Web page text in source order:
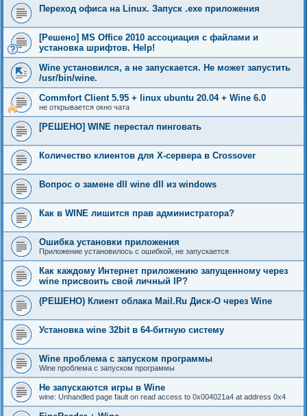
Переход офиса на Linux. Запуск .exe приложения
[Решено] MS Office 2010 ассоциация с файлами и
установка шрифтов. Help!
Wine установился, а не запускается. Не может запустить
/usr/bin/wine.
Commfort Client 5.95 + linux ubuntu 20.04 + Wine 6.0
не открывается окно чата
[РЕШЕНО] WINE перестал пинговать
Количество клиентов для Х-сервера в Crossover
Вопрос о замене dll wine dll из windows
Как в WINE лишится прав администратора?
Ошибка установки приложения
Приложение установилось с ошибкой, не запускается
Как каждому Интернет приложению запущенному через
wine присвоить свой личный IP?
(РЕШЕНО) Клиент облака Mail.Ru Диск-О через Wine
Установка wine 32bit в 64-битную систему
Wine проблема с запуском программы
Wine проблема с запуском программы
Не запускаются игры в Wine
wine: Unhandled page fault on read access to 0x004021a4 at address 0x4